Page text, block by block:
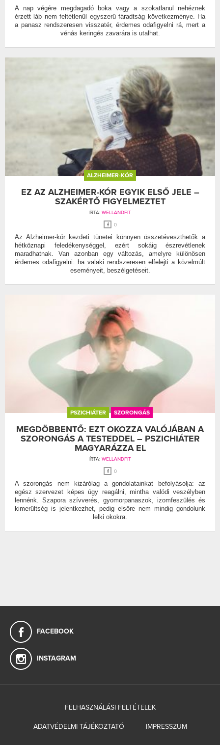
A nap végére megdagadó boka vagy a szokatlanul nehéznek
érzett láb nem feltétlenül egyszerű fáradtság következménye. Ha
a panasz rendszeresen visszatér, érdemes odafigyelni rá, mert a
vénás keringés zavarára is utalhat.
ALZHEIMER-KÓR
EZ AZ ALZHEIMER-KÓR EGYIK ELSŐ JELE –
SZAKÉRTŐ FIGYELMEZTET
ÍRTA: WELLANDFIT
0
Az Alzheimer-kór kezdeti tünetei könnyen összetéveszthetők a
hétköznapi feledékenységgel, ezért sokáig észrevétlenek
maradhatnak. Van azonban egy változás, amelyre különösen
érdemes odafigyelni: ha valaki rendszeresen elfelejti a közelmúlt
eseményeit, beszélgetéseit.
PSZICHIÁTER SZORONGÁS
MEGDÖBBENTŐ: EZT OKOZZA VALÓJÁBAN A
SZORONGÁS A TESTEDDEL – PSZICHIÁTER
MAGYARÁZZA EL
ÍRTA: WELLANDFIT
0
A szorongás nem kizárólag a gondolatainkat befolyásolja: az
egész szervezet képes úgy reagálni, mintha valódi veszélyben
lennénk. Szapora szívverés, gyomorpanaszok, izomfeszülés és
kimerültség is jelentkezhet, pedig elsőre nem mindig gondolunk
lelki okokra.
FACEBOOK
INSTAGRAM
FELHASZNÁLÁSI FELTÉTELEK
ADATVÉDELMI TÁJÉKOZTATÓ IMPRESSZUM